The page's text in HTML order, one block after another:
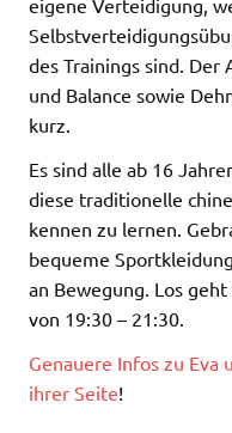
des Trainings sind.
und Balance sowie
kurz.
Es sind alle ab 16
diese traditionelle
kennen zu lernen.
bequeme
an Bewegung. Los
von 19:30 – 21:30.
Genauere Infos zu
ihrer Seite!